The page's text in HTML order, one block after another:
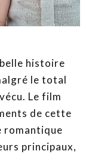
histoire
le total
Le film
de cette
romantique
principaux,